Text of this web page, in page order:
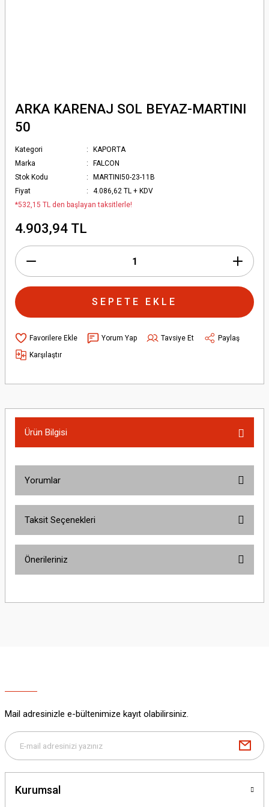
ARKA KARENAJ SOL BEYAZ-MARTINI
50
Kategori
KAPORTA
Marka
FALCON
Stok Kodu
MARTINI50-23-11B
Fiyat
4.086,62 TL + KDV
*532,15 TL den başlayan taksitlerle!
4.903,94 TL
SEPETE EKLE
Yorum Yap Tavsiye Et
Paylaş
Karşılaştır
Ürün Bilgisi
Yorumlar
Taksit Seçenekleri
Önerileriniz
yetersiz gördüğünüz noktaları öneri formunu kullanarak tarafımıza
Bu ürüne benzer farklı alternatifler olmalı.
Mail adresinizle e-bültenimize kayıt olabilirsiniz.
Kurumsal